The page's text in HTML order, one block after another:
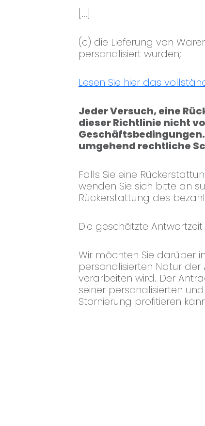
[...]
(c) die Lieferung von
personalisiert wurden;
Lesen Sie hier das
Jeder Versuch, eine
dieser Richtlinie nicht
umgehend rechtliche
Falls Sie eine
wenden Sie sich bitte an
Rückerstattung des
Die geschätzte
Wir möchten Sie darüber
personalisierten Natur
verarbeiten wird. Der
seiner personalisierten
Stornierung profitieren